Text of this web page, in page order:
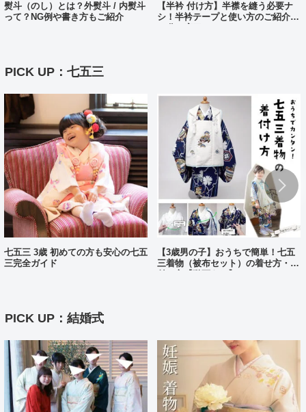
熨斗（のし）とは？外熨斗 / 内熨斗
って？NG例や書き方もご紹介
【半衿 付け方】半襟を縫う必要ナ
シ！半衿テープと使い方のご紹介。
PICK UP：七五三
七五三 3歳 初めての方も安心の七五
三完全ガイド
【3歳男の子】おうちで簡単！七五
三着物（被布セット）の着せ方・着
PICK UP：結婚式